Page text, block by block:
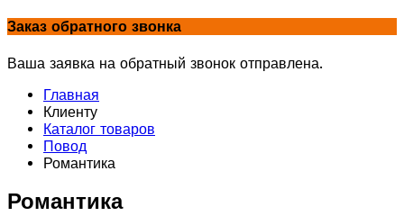
Заказ обратного звонка
Ваша заявка на обратный звонок отправлена.
Главная
Клиенту
Каталог товаров
Повод
Романтика
Романтика